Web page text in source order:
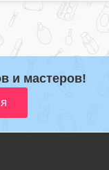
и мастеров!